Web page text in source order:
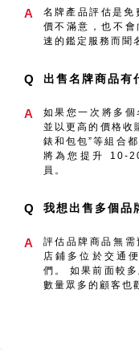
A
名牌產品評估是免
價不滿意，也不
速的鑑定服務而聞
Q 出售名牌商品有
A
如果您一次將多
並以更高的價格收
錶和包包”等組合
將為您提升 10-
員。
Q 我想出售多個品
A
評估品牌商品無
店鋪多位於交通
們。 如果前面較
數量眾多的顧客也